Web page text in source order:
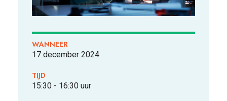
OVERWANNEER
17 december 2024
TIJD
15:30 - 16:30 uur